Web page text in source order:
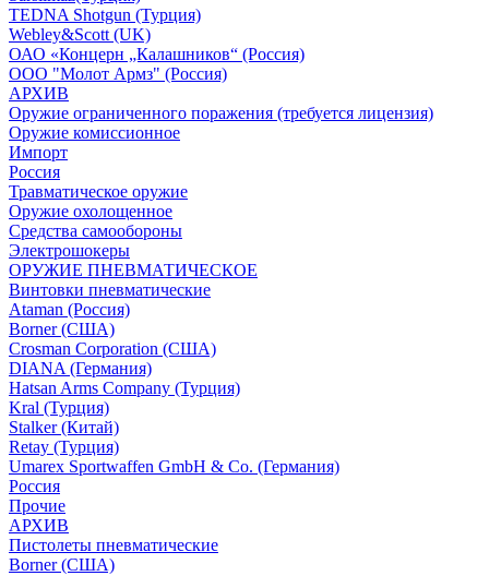
TEDNA Shotgun (Турция)
Webley&Scott (UK)
ОАО «Концерн „Калашников“ (Россия)
ООО "Молот Армз" (Россия)
АРХИВ
Оружие ограниченного поражения (требуется лицензия)
Оружие комиссионное
Импорт
Россия
Травматическое оружие
Оружие охолощенное
Средства самообороны
Электрошокеры
ОРУЖИЕ ПНЕВМАТИЧЕСКОЕ
Винтовки пневматические
Ataman (Россия)
Borner (США)
Crosman Corporation (США)
DIANA (Германия)
Hatsan Arms Company (Турция)
Kral (Турция)
Stalker (Китай)
Retay (Турция)
Umarex Sportwaffen GmbH & Co. (Германия)
Россия
Прочие
АРХИВ
Пистолеты пневматические
Borner (США)